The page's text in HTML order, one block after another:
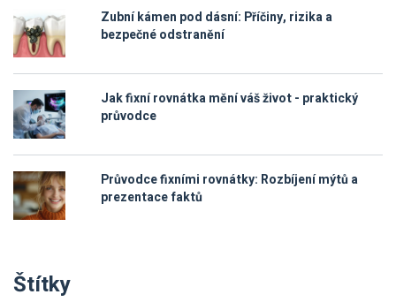
Zubní kámen pod dásní: Příčiny, rizika a
bezpečné odstranění
Jak fixní rovnátka mění váš život - praktický
průvodce
Průvodce fixními rovnátky: Rozbíjení mýtů a
prezentace faktů
Štítky